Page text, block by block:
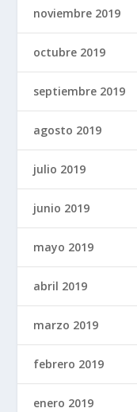
noviembre 2019
octubre 2019
septiembre 2019
agosto 2019
julio 2019
junio 2019
mayo 2019
abril 2019
marzo 2019
febrero 2019
enero 2019